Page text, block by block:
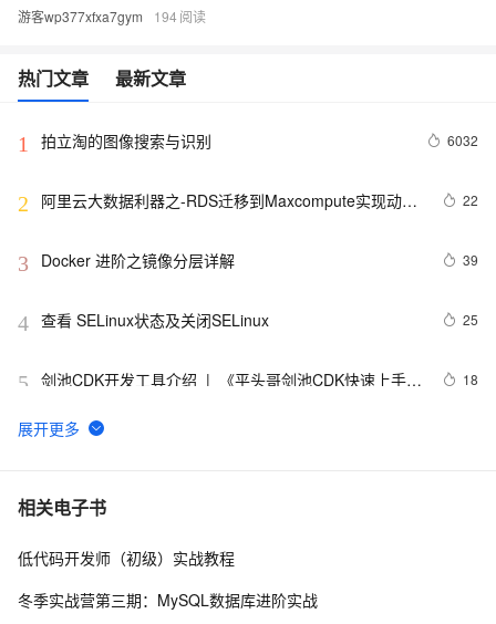
游客wp377xfxa7gym 194
热门文章 最新文章
1 拍立淘的图像搜索与识别 6032
2
阿里云大数据利器之-RDS迁移到Maxcompute实现动态
22
3 Docker 进阶之镜像分层详解 39
4 查看 SELinux状态及关闭SELinux 25
5 剑池CDK开发工具介绍  |  《平头哥剑池CDK快速上手指
18
6 WebAssembly 在 MOSN 中的实践 - 基础框架篇
7 userdel使用说明
8 自己看系统的“系统还原”
相关电子书
低代码开发师（初级）实战教程
冬季实战营第三期：MySQL数据库进阶实战